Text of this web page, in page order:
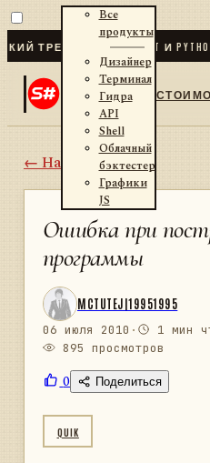
ДЛЯ .NET И PYTHON✦
Все
продукты
Дизайнер
Терминал
Гидра
API
Shell
Облачный
бэктестер
Графики
JS
← Назад
Ошибка при
программы
MCTUTEJ|19951995
06 июля 2010 · 1 мин
895 просмотров
0 Поделиться
QUIK